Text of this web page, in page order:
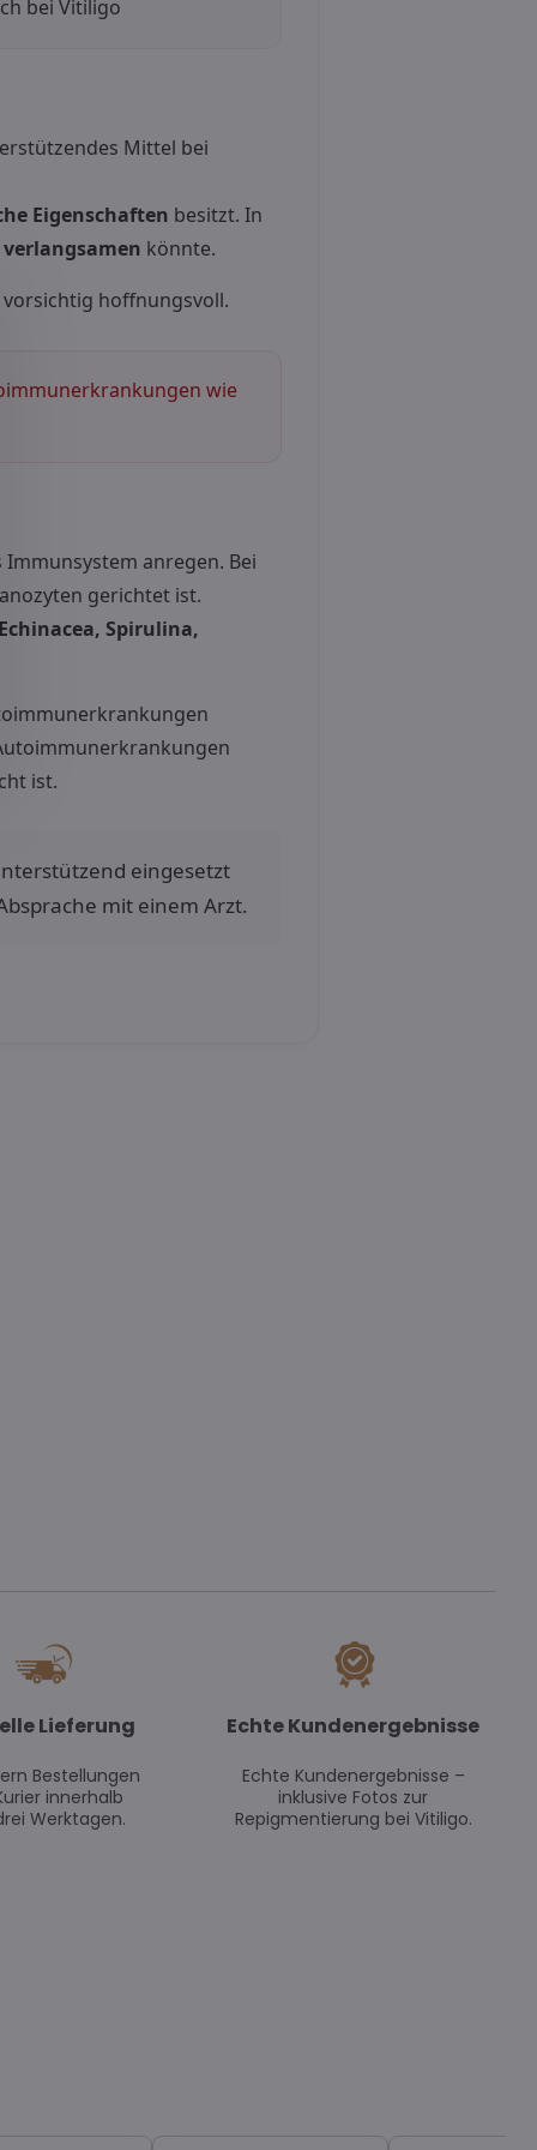
bei Vitiligo
Mittel bei
Eigenschaften besitzt. In
könnte.
hoffnungsvoll.
wie
anregen. Bei
gerichtet ist.
Spirulina,
ist.
eingesetzt
mit einem Arzt.
Lieferung
Bestellungen
innerhalb
Werktagen.
Echte Kundenergebnisse
Echte Kundenergebnisse –
inklusive Fotos zur
Repigmentierung bei Vitiligo.